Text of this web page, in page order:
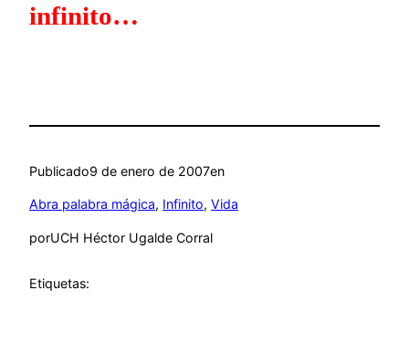
infinito…
Publicado9 de enero de 2007en
Abra palabra mágica, Infinito, Vida
porUCH Héctor Ugalde Corral
Etiquetas: